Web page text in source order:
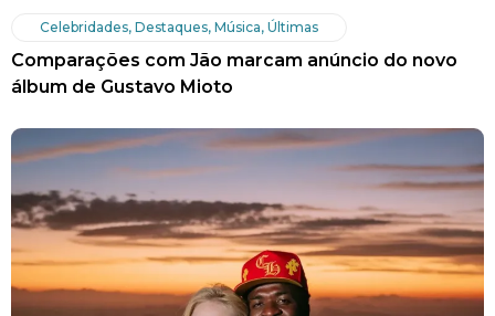
Celebridades, Destaques, Música, Últimas
Comparações com Jão marcam anúncio do novo
álbum de Gustavo Mioto